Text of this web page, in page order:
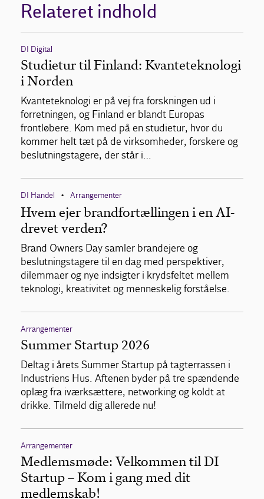
Relateret indhold
DI Digital
Studietur til Finland: Kvanteteknologi
i Norden
Kvanteteknologi er på vej fra forskningen ud i
forretningen, og Finland er blandt Europas
frontløbere. Kom med på en studietur, hvor du
kommer helt tæt på de virksomheder, forskere og
beslutningstagere, der står i…
DI Handel • Arrangementer
Hvem ejer brandfortællingen i en AI-
drevet verden?
Brand Owners Day samler brandejere og
beslutningstagere til en dag med perspektiver,
dilemmaer og nye indsigter i krydsfeltet mellem
teknologi, kreativitet og menneskelig forståelse.
Arrangementer
Summer Startup 2026
Deltag i årets Summer Startup på tagterrassen i
Industriens Hus. Aftenen byder på tre spændende
oplæg fra iværksættere, networking og koldt at
drikke. Tilmeld dig allerede nu!
Arrangementer
Medlemsmøde: Velkommen til DI
Startup – Kom i gang med dit
medlemskab!